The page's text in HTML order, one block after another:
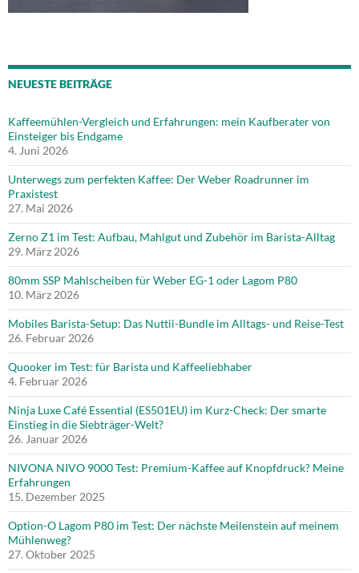
NEUESTE BEITRÄGE
Kaffeemühlen-Vergleich und Erfahrungen: mein Kaufberater von
Einsteiger bis Endgame
4. Juni 2026
Unterwegs zum perfekten Kaffee: Der Weber Roadrunner im
Praxistest
27. Mai 2026
Zerno Z1 im Test: Aufbau, Mahlgut und Zubehör im Barista-Alltag
29. März 2026
80mm SSP Mahlscheiben für Weber EG-1 oder Lagom P80
10. März 2026
Mobiles Barista-Setup: Das Nuttii-Bundle im Alltags- und Reise-Test
26. Februar 2026
Quooker im Test: für Barista und Kaffeeliebhaber
4. Februar 2026
Ninja Luxe Café Essential (ES501EU) im Kurz-Check: Der smarte
Einstieg in die Siebträger-Welt?
26. Januar 2026
NIVONA NIVO 9000 Test: Premium-Kaffee auf Knopfdruck? Meine
Erfahrungen
15. Dezember 2025
Option-O Lagom P80 im Test: Der nächste Meilenstein auf meinem
Mühlenweg?
27. Oktober 2025